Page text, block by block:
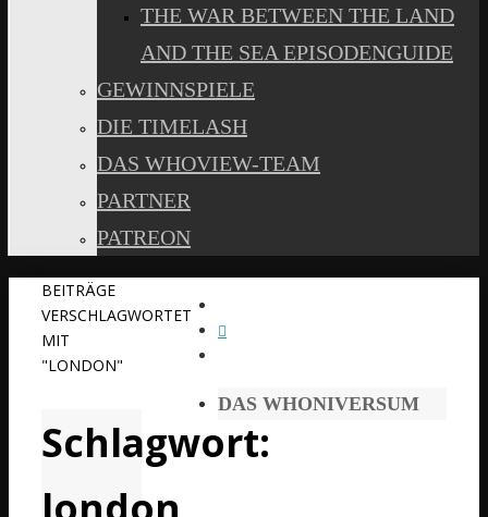
THE WAR BETWEEN THE LAND
AND THE SEA EPISODENGUIDE
GEWINNSPIELE
DIE TIMELASH
DAS WHOVIEW-TEAM
PARTNER
PATREON
START
BEITRÄGE
VERSCHLAGWORTET
MIT
"LONDON"
Schlagwort:
DAS WHONIVERSUM